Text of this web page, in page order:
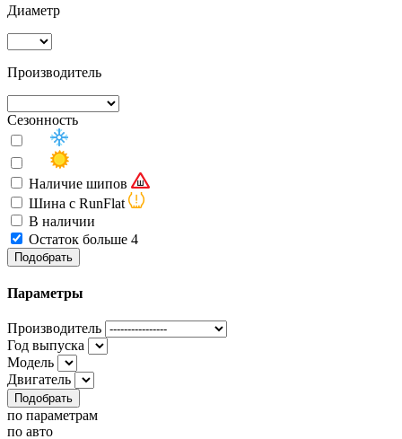
Диаметр
Производитель
Сезонность
Наличие шипов
Шина с RunFlat
В наличии
Остаток больше 4
Подобрать
Параметры
Производитель
Год выпуска
Модель
Двигатель
Подобрать
по параметрам
по авто